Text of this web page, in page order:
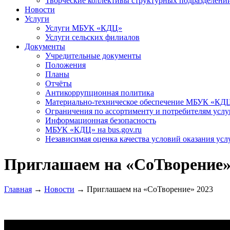
Новости
Услуги
Услуги МБУК «КДЦ»
Услуги сельских филиалов
Документы
Учредительные документы
Положения
Планы
Отчёты
Антикоррупционная политика
Материально-техническое обеспечение МБУК
Ограничения по ассортименту и потребителям
Информационная безопасность
МБУК «КДЦ» на bus.gov.ru
Независимая оценка качества условий оказания
Приглашаем на
Главная → Новости → Приглашаем на «СоТворение» 2023